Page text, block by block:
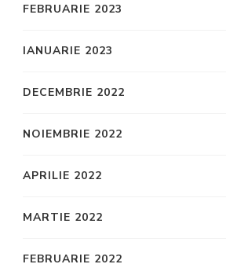
FEBRUARIE 2023
IANUARIE 2023
DECEMBRIE 2022
NOIEMBRIE 2022
APRILIE 2022
MARTIE 2022
FEBRUARIE 2022